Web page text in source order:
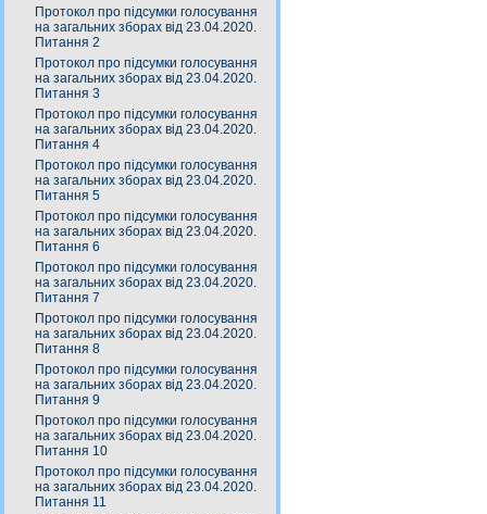
Протокол про підсумки голосування
на загальних зборах від 23.04.2020.
Питання 2
Протокол про підсумки голосування
на загальних зборах від 23.04.2020.
Питання 3
Протокол про підсумки голосування
на загальних зборах від 23.04.2020.
Питання 4
Протокол про підсумки голосування
на загальних зборах від 23.04.2020.
Питання 5
Протокол про підсумки голосування
на загальних зборах від 23.04.2020.
Питання 6
Протокол про підсумки голосування
на загальних зборах від 23.04.2020.
Питання 7
Протокол про підсумки голосування
на загальних зборах від 23.04.2020.
Питання 8
Протокол про підсумки голосування
на загальних зборах від 23.04.2020.
Питання 9
Протокол про підсумки голосування
на загальних зборах від 23.04.2020.
Питання 10
Протокол про підсумки голосування
на загальних зборах від 23.04.2020.
Питання 11